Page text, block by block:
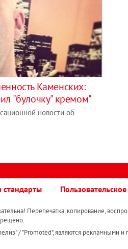
Каменских:
"булочку" кремом"
новости об
стандарты
Перепечатка, копирование,
/ "Promoted", являются рекламными и